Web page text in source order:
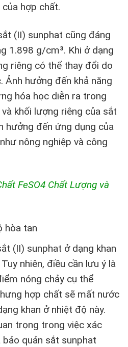
hợp chất.
(II) sunphat cũng đáng
1.898 g/cm³. Khi ở dạng
riêng có thể thay đổi do
Ảnh hưởng đến khả năng
hóa học diễn ra trong
khối lượng riêng của sắt
hưởng đến ứng dụng của
nông nghiệp và công
FeSO4 Chất Lượng và
hòa tan
(II) sunphat ở dạng khan
nhiên, điều cần lưu ý là
nóng chảy cụ thể
hợp chất sẽ mất nước
khan ở nhiệt độ này.
trọng trong việc xác
quản sắt sunphat